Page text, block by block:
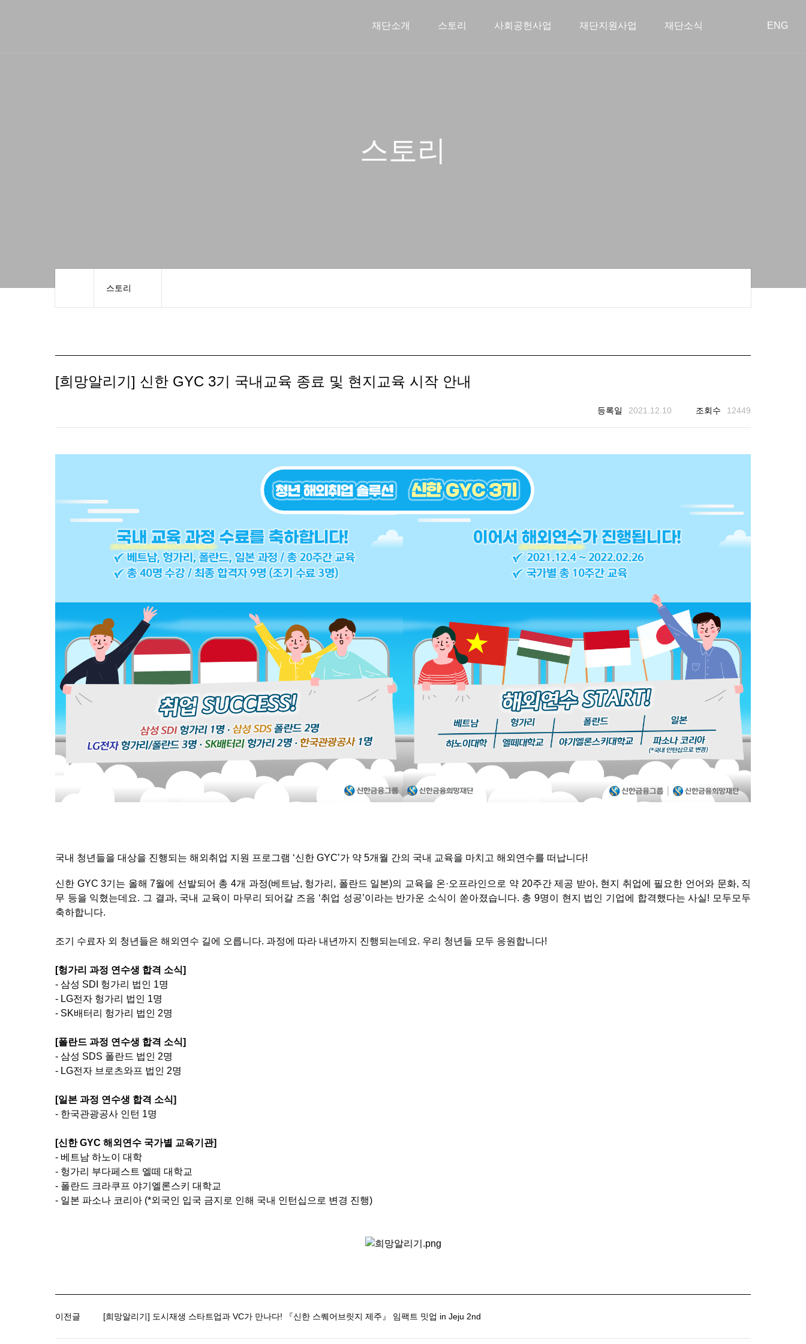
재단소개 스토리 사회공헌사업 재단지원사업 재단소식 ENG
스토리
스토리
[희망알리기] 신한 GYC 3기 국내교육 종료 및 현지교육 시작 안내
등록일 2021.12.10 조회수 12449
국내 청년들을 대상을 진행되는 해외취업 지원 프로그램 ‘신한 GYC’가 약 5개월 간의 국내 교육을 마치고 해외연수를 떠납니다!
신한 GYC 3기는 올해7월에 선발되어 총 4개 과정(베트남, 헝가리 , 폴란드 일본)의 교육을 온·오프라인으로 약 20주간 제공 받아, 현지 취업에 필요한 언어와 문화, 직
무 등을 익혔는데요. 그 결과, 국내 교육이 마무리 되어갈 즈음 ‘취업 성공’이라는 반가운 소식이 쏟아졌습니다. 총 9명이 현지 법인 기업에 합격했다는 사실! 모두모두
축하합니다.
조기 수료자 외 청년들은 해외연수 길에 오릅니다. 과정에 따라 내년까지 진행되는데요. 우리 청년들 모두 응원합니다!
[헝가리 과정 연수생 합격 소식]
- 삼성 SDI 헝가리 법인 1명
- LG전자 헝가리 법인 1명
- SK배터리 헝가리 법인 2명
[폴란드 과정 연수생 합격 소식]
- 삼성 SDS 폴란드 법인 2명
- LG전자 브로츠와프 법인 2명
[일본 과정 연수생 합격 소식]
- 한국관광공사 인턴 1명
[신한GYC 해외연수 국가별 교육기관]
- 베트남 하노이 대학
- 헝가리 부다페스트 엘떼 대학교
- 폴란드 크라쿠프 야기엘론스키 대학교
- 일본 파소나 코리아 (*외국인 입국 금지로 인해 국내 인턴십으로 변경 진행)
이전글 [희망알리기] 도시재생 스타트업과 VC가 만나다! 『신한 스퀘어브릿지 제주』 임팩트 밋업 in Jeju 2nd